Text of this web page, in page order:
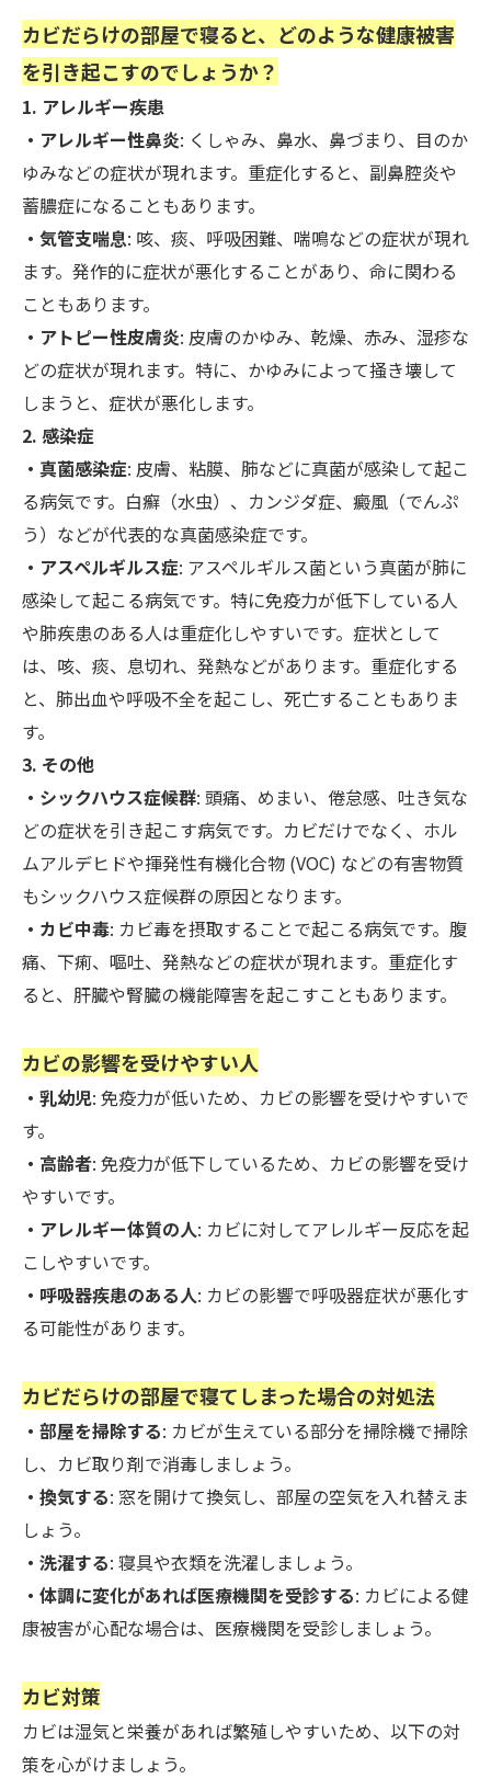
カビだらけの部屋で寝ると、どのような健康被害
を引き起こすのでしょうか？
1. アレルギー疾患
・アレルギー性鼻炎: くしゃみ、鼻水、鼻づまり、目のか
ゆみなどの症状が現れます。重症化すると、副鼻腔炎や
蓄膿症になることもあります。
・気管支喘息: 咳、痰、呼吸困難、喘鳴などの症状が現れ
ます。発作的に症状が悪化することがあり、命に関わる
こともあります。
・アトピー性皮膚炎: 皮膚のかゆみ、乾燥、赤み、湿疹な
どの症状が現れます。特に、かゆみによって掻き壊して
しまうと、症状が悪化します。
2. 感染症
・真菌感染症: 皮膚、粘膜、肺などに真菌が感染して起こ
る病気です。白癬（水虫）、カンジダ症、癜風（でんぷ
う）などが代表的な真菌感染症です。
・アスペルギルス症: アスペルギルス菌という真菌が肺に
感染して起こる病気です。特に免疫力が低下している人
や肺疾患のある人は重症化しやすいです。症状として
は、咳、痰、息切れ、発熱などがあります。重症化する
と、肺出血や呼吸不全を起こし、死亡することもありま
す。
3. その他
・シックハウス症候群: 頭痛、めまい、倦怠感、吐き気な
どの症状を引き起こす病気です。カビだけでなく、ホル
ムアルデヒドや揮発性有機化合物 (VOC) などの有害物質
もシックハウス症候群の原因となります。
・カビ中毒: カビ毒を摂取することで起こる病気です。腹
痛、下痢、嘔吐、発熱などの症状が現れます。重症化す
ると、肝臓や腎臓の機能障害を起こすこともあります。
カビの影響を受けやすい人
・乳幼児: 免疫力が低いため、カビの影響を受けやすいで
す。
・高齢者: 免疫力が低下しているため、カビの影響を受け
やすいです。
・アレルギー体質の人: カビに対してアレルギー反応を起
こしやすいです。
・呼吸器疾患のある人: カビの影響で呼吸器症状が悪化す
る可能性があります。
カビだらけの部屋で寝てしまった場合の対処法
・部屋を掃除する: カビが生えている部分を掃除機で掃除
し、カビ取り剤で消毒しましょう。
・換気する: 窓を開けて換気し、部屋の空気を入れ替えま
しょう。
・洗濯する: 寝具や衣類を洗濯しましょう。
・体調に変化があれば医療機関を受診する: カビによる健
康被害が心配な場合は、医療機関を受診しましょう。
カビ対策
カビは湿気と栄養があれば繁殖しやすいため、以下の対
策を心がけましょう。